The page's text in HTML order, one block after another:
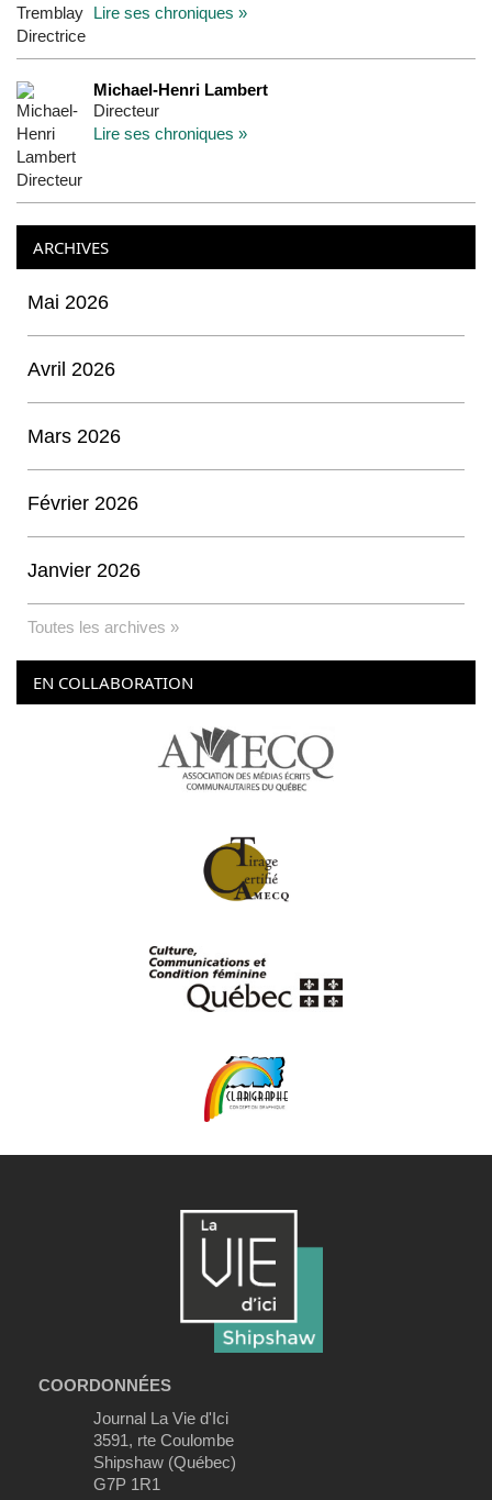
Lire ses chroniques »
Michael-Henri Lambert
Directeur
Lire ses chroniques »
ARCHIVES
Mai 2026
Avril 2026
Mars 2026
Février 2026
Janvier 2026
Toutes les archives »
EN COLLABORATION
COORDONNÉES
Journal La Vie d'Ici
3591, rte Coulombe
Shipshaw (Québec)
G7P 1R1